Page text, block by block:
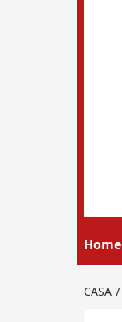
Home
CASA